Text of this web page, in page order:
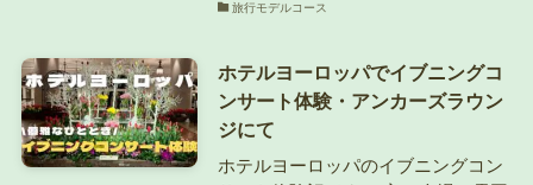
旅行モデルコース
ホテルヨーロッパでイブニングコ
ンサート体験・アンカーズラウン
ジにて
ホテルヨーロッパのイブニングコン